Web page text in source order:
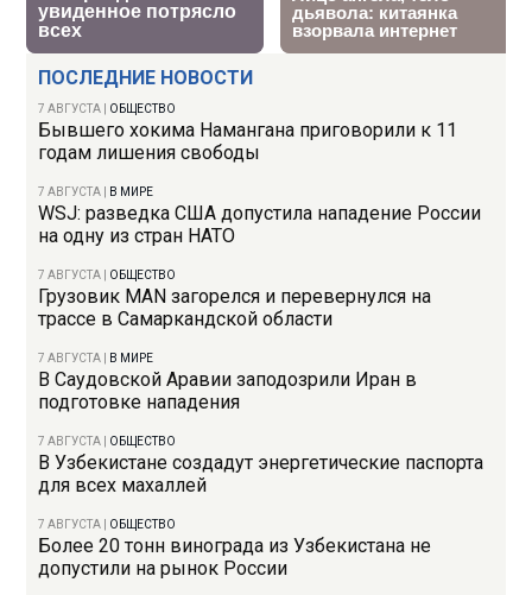
ПОСЛЕДНИЕ НОВОСТИ
7 АВГУСТА ОБЩЕСТВО
Бывшего хокима Намангана приговорили к 11
годам лишения свободы
7 АВГУСТА В МИРЕ
WSJ: разведка США допустила нападение России
на одну из стран НАТО
7 АВГУСТА ОБЩЕСТВО
Грузовик MAN загорелся и перевернулся на
трассе в Самаркандской области
7 АВГУСТА В МИРЕ
В Саудовской Аравии заподозрили Иран в
подготовке нападения
7 АВГУСТА ОБЩЕСТВО
В Узбекистане создадут энергетические паспорта
для всех махаллей
7 АВГУСТА ОБЩЕСТВО
Более 20 тонн винограда из Узбекистана не
допустили на рынок России